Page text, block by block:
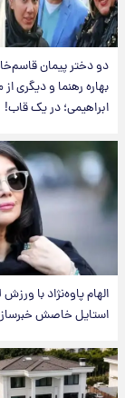
دو دختر پیمان
بهاره رهنما و دیگری از
ابراهیمی؛ در یک قاب!
الهام پاوه‌نژاد با
استایل خاصش